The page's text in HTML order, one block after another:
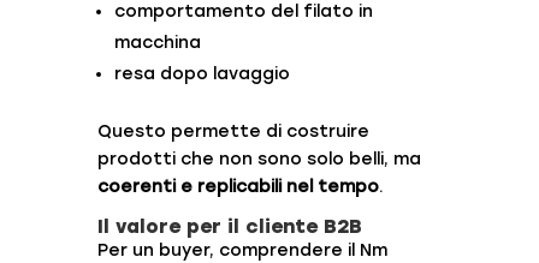
comportamento del filato in
macchina
resa dopo lavaggio
Questo permette di costruire
prodotti che non sono solo belli, ma
coerenti e replicabili nel tempo.
Il valore per il cliente B2B
Per un buyer, comprendere il Nm